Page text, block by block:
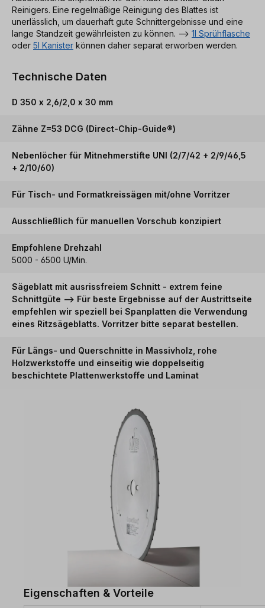
Reinigers. Eine regelmäßige Reinigung des Blattes ist
unerlässlich, um dauerhaft gute Schnittergebnisse und eine
lange Standzeit gewährleisten zu können. --> 1l Sprühflasche
oder 5l Kanister können daher separat erworben werden.
Technische Daten
D 350 x 2,6/2,0 x 30 mm
Zähne Z=53 DCG (Direct-Chip-Guide®)
Nebenlöcher für Mitnehmerstifte UNI (2/7/42 + 2/9/46,5
+ 2/10/60)
Für Tisch- und Formatkreissägen mit/ohne Vorritzer
Ausschließlich für manuellen Vorschub konzipiert
Empfohlene Drehzahl
5000 - 6500 U/Min.
Sägeblatt mit ausrissfreiem Schnitt - extrem feine
Schnittgüte --> Für beste Ergebnisse auf der Austrittseite
empfehlen wir speziell bei Spanplatten die Verwendung
eines Ritzsägeblatts. Vorritzer bitte separat bestellen.
Für Längs- und Querschnitte in Massivholz, rohe
Holzwerkstoffe und einseitig wie doppelseitig
beschichtete Plattenwerkstoffe und Laminat
Eigenschaften & Vorteile